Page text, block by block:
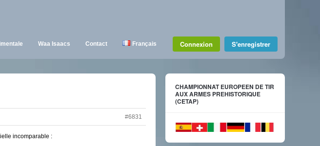
Waa Isaacs Contact Français Connexion S'enregistrer
#6831
incomparable :
CHAMPIONNAT EUROPEEN DE TIR
AUX ARMES PREHISTORIQUE
(CETAP)